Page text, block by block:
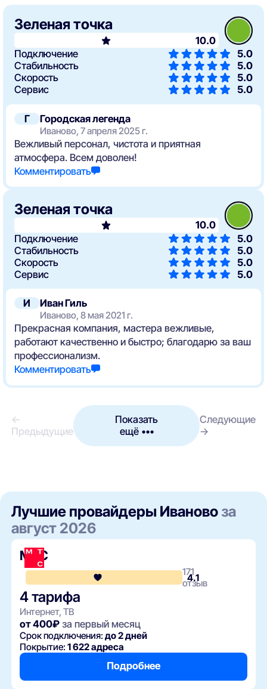
Г Городская легенда
Иваново, 7 апреля 2025 г.
Вежливый персонал, чистота и приятная
атмосфера. Всем доволен!
Комментировать
Зеленая точка
10.0
Подключение
5.0
Стабильность
5.0
Скорость
5.0
Сервис
5.0
И Иван Гиль
Иваново, 8 мая 2021 г.
Прекрасная компания, мастера вежливые,
работают качественно и быстро; благодарю за ваш
профессионализм.
Комментировать
Зеленая точка
10.0
Подключение
5.0
Стабильность
5.0
Скорость
5.0
Сервис
5.0
←
Предыдущие
Показать
ещё •••
Следующие
→
Лучшие провайдеры Иваново за
август 2026
МТС
4.1
171
отзыв
4 тарифа
Интернет, ТВ
от 400₽ за первый месяц
Срок подключения:до 2 дней
Покрытие:1 622 адреса
Подробнее